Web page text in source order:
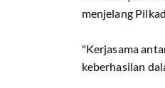
menjelang
"Kerjasama
keberhasilan